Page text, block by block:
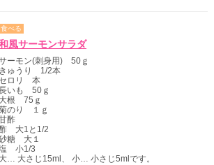
食べる
風サーモンサラダ
ーモン(刺身用) 50ｇ
きゅうり 1/2本
セロリ 本
いも 50ｇ
大根 75ｇ
のり １ｇ
酢
大1と1/2
糖 大１
小1/3
大… 大さじ15ml、 小… 小さじ5mlです。